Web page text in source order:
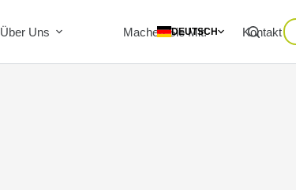
Über Uns Machen Sie Mit! Kontakt
DEUTSCH